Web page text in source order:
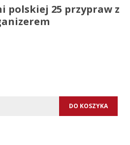
polskiej 25 przypraw z
DO KOSZYKA